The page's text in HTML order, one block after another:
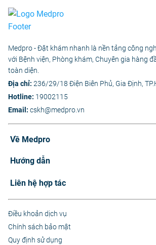
Medpro - Đặt khám nhanh là nền tảng công
với Bệnh viện, Phòng khám, Chuyên gia hàng
toàn diện.
Địa chỉ: 236/29/18 Điện Biên Phủ, Gia Định,
Hotline: 19002115
Email: cskh@medpro.vn
Về Medpro
Hướng dẫn
Liên hệ hợp tác
Điều khoản dịch vụ
Chính sách bảo mật
Quy định sử dụng